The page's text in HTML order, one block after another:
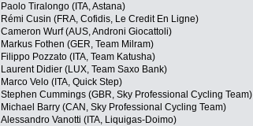
Paolo Tiralongo (ITA, Astana)
Rémi Cusin (FRA, Cofidis, Le Credit En Ligne)
Cameron Wurf (AUS, Androni Giocattoli)
Markus Fothen (GER, Team Milram)
Filippo Pozzato (ITA, Team Katusha)
Laurent Didier (LUX, Team Saxo Bank)
Marco Velo (ITA, Quick Step)
Stephen Cummings (GBR, Sky Professional Cycling Team)
Michael Barry (CAN, Sky Professional Cycling Team)
Alessandro Vanotti (ITA, Liquigas-Doimo)